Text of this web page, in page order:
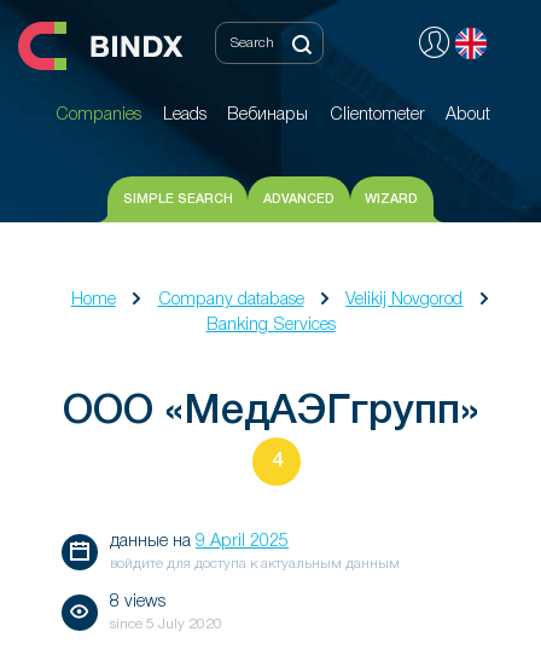
Companies Leads Вебинары Clientometer About
Companies Leads Вебинары Clientometer About
SIMPLE SEARCH ADVANCED WIZARD
Home Company database
Velikij Novgorod
Banking Services
ООО «МедАЭГгрупп»
4
данные на 9 April 2025
войдите для доступа к актуальным данным
8 views
since 5 July 2020